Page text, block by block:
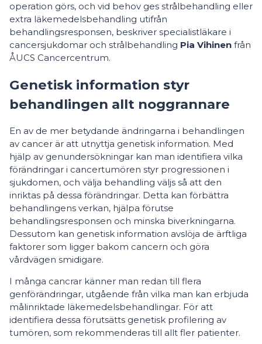
operation görs, och vid behov ges strålbehandling eller
extra läkemedelsbehandling utifrån
behandlingsresponsen, beskriver specialistläkare i
cancersjukdomar och strålbehandling Pia Vihinen från
ÅUCS Cancercentrum.
Genetisk information styr
behandlingen allt noggrannare
En av de mer betydande ändringarna i behandlingen
av cancer är att utnyttja genetisk information. Med
hjälp av genundersökningar kan man identifiera vilka
förändringar i cancertumören styr progressionen i
sjukdomen, och välja behandling väljs så att den
inriktas på dessa förändringar. Detta kan förbättra
behandlingens verkan, hjälpa förutse
behandlingsresponsen och minska biverkningarna.
Dessutom kan genetisk information avslöja de ärftliga
faktorer som ligger bakom cancern och göra
vårdvägen smidigare.
I många cancrar känner man redan till flera
genförändringar, utgående från vilka man kan erbjuda
målinriktade läkemedelsbehandlingar. För att
identifiera dessa förutsätts genetisk profilering av
tumören, som rekommenderas till allt fler patienter.